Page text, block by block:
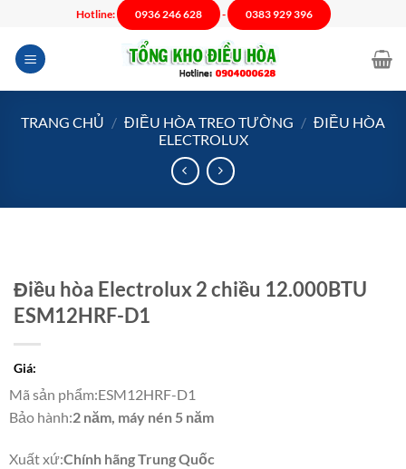
nội
dung
Hotline: 0936 246 628 - 0383 929 396
TRANG CHỦ / ĐIỀU HÒA TREO TƯỜNG / ĐIỀU HÒA
ELECTROLUX
Điều hòa Electrolux 2 chiều 12.000BTU
ESM12HRF-D1
Giá:
Mã sản phẩm:ESM12HRF-D1
Bảo hành:2 năm, máy nén 5 năm
Xuất xứ:Chính hãng Trung Quốc